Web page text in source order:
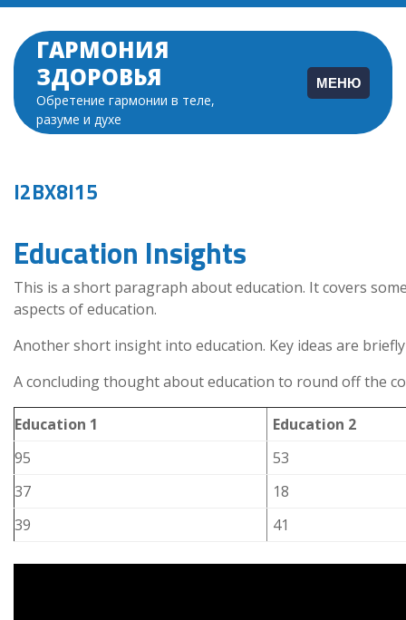
Перейти
содержимому
ГАРМОНИЯ
ЗДОРОВЬЯ
Обретение гармонии в теле,
разуме и духе
МЕНЮ
I2BX8I15
Education Insights
This is a short paragraph about education. It covers
aspects of education.
Another short insight into education. Key ideas are
A concluding thought about education to round off the
Education 1
Education 2
95
53
37
18
39
41